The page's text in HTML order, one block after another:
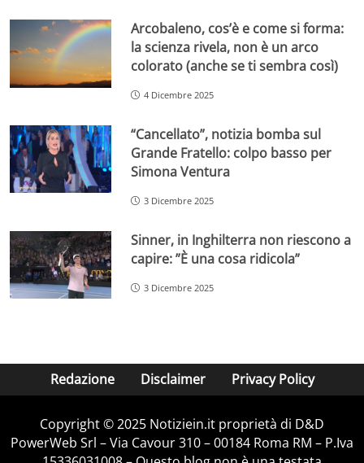
Arcobaleno, cos’è e come si forma:
la scienza rivela, non è un arco
colorato (anche se ti sembra così)
4 Dicembre 2025
“Cancellato”, notizia bomba sul
Grande Fratello: colpo basso per
Simona Ventura
3 Dicembre 2025
Sinner, in Inghilterra non riescono a
capire: ”È una cosa ridicola”
3 Dicembre 2025
Redazione Disclaimer Privacy Policy
Copyright © 2025 Notiziein.it proprietà di D&D
PowerWeb Srl – Via Cavour 310 – 00184 Roma RM – P.Iva